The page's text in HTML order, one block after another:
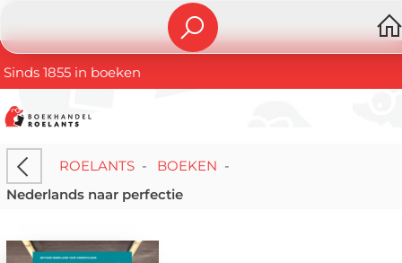
Sinds 1855 in boeken
ROELANTS- BOEKEN -
Nederlands naar perfectie